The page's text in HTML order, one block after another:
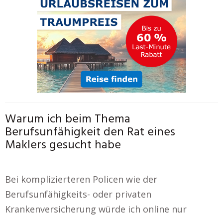
Warum ich beim Thema
Berufsunfähigkeit den Rat eines
Maklers gesucht habe
Bei komplizierteren Policen wie der
Berufsunfähigkeits- oder privaten
Krankenversicherung würde ich online nur